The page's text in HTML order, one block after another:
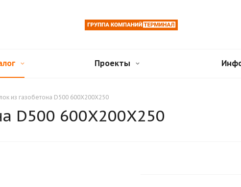
Проекты
из газобетона D500 600X200X250
D500 600X200X250